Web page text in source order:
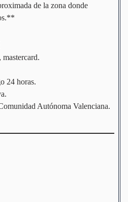
de la zona donde
24 horas.
Autónoma Valenciana.